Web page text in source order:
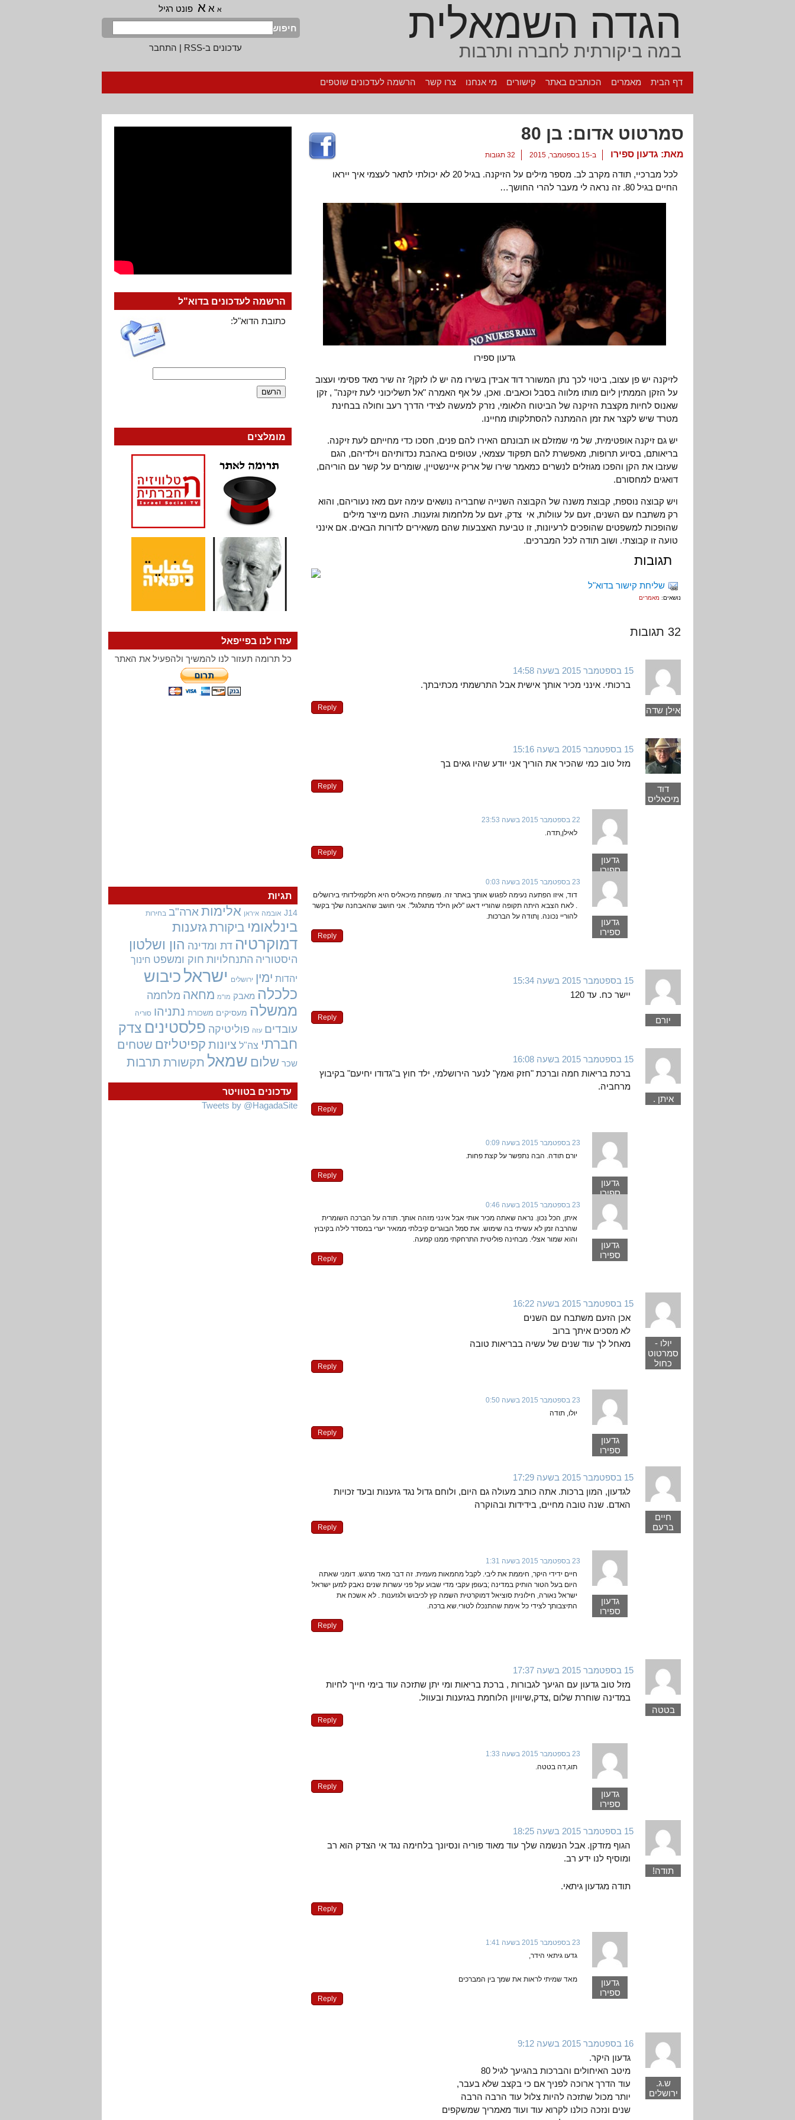
הגדה השמאלית
במה ביקורתית לחברה ותרבות
א א א פונט רגיל
חיפוש
עדכונים ב-RSS
| התחבר
דף הבית מאמרים הכותבים באתר קישורים מי אנחנו צרו קשר הרשמה לעדכונים שוטפים
סמרטוט אדום: בן 80
מאת: גדעון ספירו ב-15 בספטמבר, 2015 32 תגובות
לכל מברכיי, תודה מקרב לב. מספר מילים על הזיקנה. בגיל 20 לא יכולתי לתאר לעצמי איך ייראו
החיים בגיל 80. זה נראה לי מעבר להרי החושך…
גדעון ספירו
לזיקנה יש פן עצוב, ביטוי לכך נתן המשורר דוד אבידן בשירו מה יש לו לזקן? זה שיר מאד פסימי ועצוב
על הזקן הממתין ליום מותו מלווה בסבל וכאבים. ואכן, על אף האמרה "אל תשליכוני לעת זיקנה" , זקן
שאנוס לחיות מקצבת הזיקנה של הביטוח הלאומי, נזרק למעשה לצידי הדרך רעב וחולה בבחינת
מטרד שיש לקצר את זמן ההמתנה להסתלקותו מחיינו.
יש גם זיקנה אופטימית, של מי שמזלם או תבונתם האירו להם פנים, חסכו כדי מחייתם לעת זיקנה.
בריאותם, בסיוע תרופות, מאפשרת להם תפקוד עצמאי, עטופים באהבת נכדותיהם וילדיהם, הגם
שעזבו את הקן והפכו מגוזלים לנשרים כמאמר שירו של אריק איינשטיין, שומרים על קשר עם הוריהם,
דואגים למחסורם.
ויש קבוצה נוספת, קבוצת משנה של הקבוצה השנייה שחבריה נושאים עימה זעם מאז נעוריהם, והוא
רק משתבח עם השנים, זעם על עוולות, אי צדק, זעם על מלחמות וגזענות. הזעם מייצר מילים
שהופכות למשפטים שהופכים לרעיונות, זו טביעת האצבעות שהם משאירים לדורות הבאים. אם אינני
טועה זו קבוצתי. ושוב תודה לכל המברכים.
תגובות
שליחת קישור בדוא"ל
נושאים: מאמרים
32 תגובות
אילן שדה
15 בספטמבר 2015 בשעה 14:58
ברכותי. אינני מכיר אותך אישית אבל התרשמתי מכתיבתך.
Reply
דוד
מיכאליס
15 בספטמבר 2015 בשעה 15:16
מזל טוב כמי שהכיר את הוריך אני יודע שהיו גאים בך
Reply
גדעון
ספירו
22 בספטמבר 2015 בשעה 23:53
לאילן,תדה.
Reply
גדעון
ספירו
23 בספטמבר 2015 בשעה 0:03
דוד, איזו הפתעה נעימה לפגוש אותך באתר זה. משפחת מיכאליס היא חלקמילדותי בירושלים
. לאח הצבא היתה תקופה שהוריי דאגו "לאן הילד מתגלגל". אני חושב שהאבחנה שלך בקשר
להוריי נכונה. ןתודה על הברכות.
Reply
יורם
15 בספטמבר 2015 בשעה 15:34
יישר כח. עד 120
Reply
איתן .
15 בספטמבר 2015 בשעה 16:08
ברכת בריאות חמה וברכת "חזק ואמץ" לנער הירושלמי, ילד חוץ ב"גדודו יחיעם" בקיבוץ
מרחביה.
Reply
גדעון
ספירו
23 בספטמבר 2015 בשעה 0:09
יורם תודה. הבה נתפשר על קצת פחות.
Reply
גדעון
ספירו
23 בספטמבר 2015 בשעה 0:46
איתן, הכל נכון. נראה שאתה מכיר אותי אבל אינני מזהה אותך. תודה על הברכה השומרית
שהרבה זמן לא עשיתי בה שימוש. את סמל הבוגרים קיבלתי ממאיר יערי במסדר לילה בקיבוץ
והוא שמור אצלי. מבחינה פוליטית התרחקתי ממנו קמעה.
Reply
יולו -
סמרטוט
כחול
15 בספטמבר 2015 בשעה 16:22
אכן הזעם משתבח עם השנים
לא מסכים איתך ברוב
מאחל לך עוד שנים של עשיה בבריאות טובה
Reply
גדעון
ספירו
23 בספטמבר 2015 בשעה 0:50
יולו, תודה
Reply
חיים
ברעם
15 בספטמבר 2015 בשעה 17:29
לגדעון, המון ברכות. אתה כותב מעולה גם היום, ולוחם גדול נגד גזענות ובעד זכויות
האדם. שנה טובה מחיים, בידידות ובהוקרה
Reply
גדעון
ספירו
23 בספטמבר 2015 בשעה 1:31
חיים ידידי היקר, חיממת את ליבי. לקבל מחמאות מעמית. זה דבר מאד מרגש. דומני שאתה
היום בעל הטור הותיק במדינה ;בעופן עקבי מדי שבוע עןל פני עשרות שנים נאבק למען ישראל
ישראל נאורה, חילונית סוציאל דמוקרטית השמה קץ לכיבוש ולגזענות . לא אשכח את
התיצבותך לצידי כל אימת שהתנכלו לטורי.שא ברכה.
Reply
בטטה
15 בספטמבר 2015 בשעה 17:37
מזל טוב גדעון עם הגיעך לגבורות , ברכת בריאות ומי יתן שתזכה עוד בימי חייך לחיות
במדינה שוחרת שלום ,צדק,שיוויון הלוחמת בגזענות ובעוול.
Reply
גדעון
ספירו
23 בספטמבר 2015 בשעה 1:33
תוג,דה בטטה.
Reply
תודה!
15 בספטמבר 2015 בשעה 18:25
הגוף מזדקן. אבל הנשמה שלך עוד מאוד פוריה ונסיונך בלחימה נגד אי הצדק הוא רב
ומוסיף לנו ידע רב.
תודה מגדעון גיתאי.
Reply
גדעון
ספירו
23 בספטמבר 2015 בשעה 1:41
גדעו גיתאי הידר,
מאד שמיתי לראות את שמך בין המברכים
Reply
ש.ג.
ירושלים
16 בספטמבר 2015 בשעה 9:12
גדעון היקר.
מיטב האיחולים והברכות בהגיעך לגיל 80
עוד הדרך ארוכה לפניך אם כי בקצב שלא בעבר,
יותר מכול שתזכה להיות צלול עוד הרבה הרבה
שנים ונזכה כולנו לקרוא עוד ועוד מאמריך שמשקפים
הרשמה לעדכונים בדוא"ל
כתובת הדוא"ל:
מומלצים
עזרו לנו בפייפאל
כל תרומה תעזור לנו להמשיך ולהפעיל את האתר
עדכונים בטוויטר
Tweets by @HagadaSite
תגיות
J14 אובמה איראן אלימות ארה"ב בחירות
בינלאומי ביקורתגזענות
דמוקרטיה דת ומדינה הון ושלטון
היסטוריה התנחלויות חוק ומשפט חינוך
יהדות ימין ירושלים ישראל כיבוש
כלכלה מאבק מו"מ מחאה מלחמה
ממשלה מעסיקים משכורת נתניהו סוריה
עובדים עזה פוליטיקה פלסטינים צדק
חברתי צה"ל ציונות קפיטליזם שטחים
שכר שלום שמאל תקשורת תרבות